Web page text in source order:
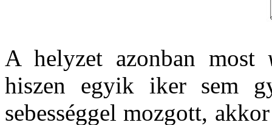
A helyzet azonban most
hiszen egyik iker sem
sebességgel mozgott,